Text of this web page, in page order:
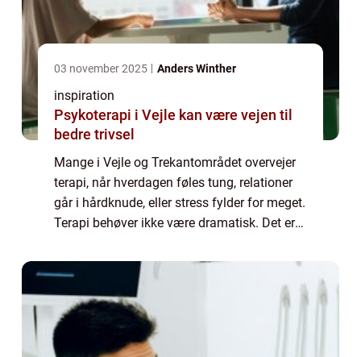
03 november 2025 Anders Winther
inspiration
Psykoterapi i Vejle kan være vejen til
bedre trivsel
Mange i Vejle og Trekantområdet overvejer
terapi, når hverdagen føles tung, relationer
går i hårdknude, eller stress fylder for meget.
Terapi behøver ikke være dramatisk. Det er